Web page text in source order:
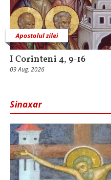
Apostolul zilei
I Corinteni 4, 9-16
09 Aug, 2026
Sinaxar